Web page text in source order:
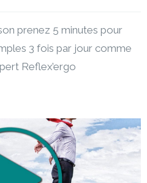
prenez 5 minutes pour
3 fois par jour comme
Reflex’ergo